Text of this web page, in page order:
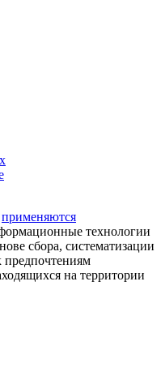
применяются
технологии
сбора, систематизации
предпочтениям
на территории